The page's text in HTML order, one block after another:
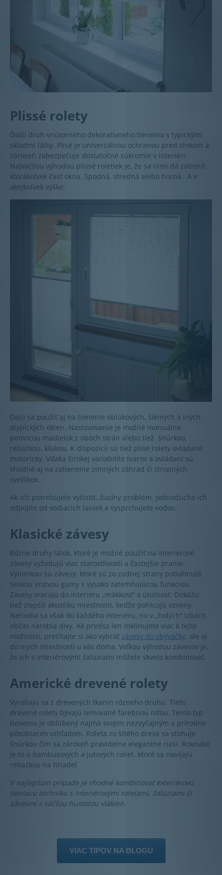
Plissé rolety
Ďalší druh vnútorného dekoratívneho tienenia s typickými
skladmi látky. Plisé je univerzálnou ochranou pred slnkom a
zároveň zabezpečuje dostatočné súkromie v interiéri.
Najväčšou výhodou plissé roletiek je, že sa nimi dá zatieniť
ktorákoľvek časť okna. Spodná, stredná alebo horná. A v
akejkoľvek výške.
Dajú sa použiť aj na tienenie oblúkových, šikmých a iných
atypických okien. Nastavovanie je možné manuálne
pomocou madielok z oboch strán alebo tiež šnúrkou,
retiazkou, kľukou. K dispozícii sú tiež plisé rolety ovládané
motoricky. Vďaka širokej variabilite tvarov a ovládaní sú
vhodné aj na zatienenie zimných záhrad či stropných
svetlíkov.
Ak ich potrebujete vyčistiť, žiadny problém. Jednoducho ich
odpojíte od vodiacich laniek a vysprchujete vodou.
Klasické závesy
Rôzne druhy látok, ktoré je možné použiť na interiérové
závesy vyžadujú viac starostlivosti a častejšie pranie.
Výnimkou sú závesy, ktoré sú zo zadnej strany potiahnuté
tenkou vrstvou gumy s vysoko zatemňujúcou funkciou.
Závesy vracajú do interiéru „mäkkosť“ a útulnosť. Dokážu
tiež zlepšiť akustiku miestnosti, keďže pohlcujú ozveny.
Nehodia sa však do každého interiéru, no v „holých“ izbách
občas narobia divy. Ak predsa len inklinujete viac k tejto
možnosti, prečítajte si ako vybrať závesy do obývačky, ale aj
do iných miestností u vás doma. Veľkou výhodou závesov je,
že ich s interiérovými žalúziami môžete skvelo kombinovať.
Americké drevené rolety
Vyrábajú sa z drevených tkanín rôzneho druhu. Tieto
drevené rolety bývajú lemované farebnou niťou. Tento typ
tienenia je obľúbený najmä svojim nezvyčajným a prírodne
pôsobiacim vzhľadom. Roleta zo šitého dreva sa sťahuje
šnúrkou čím sa zároveň pravidelne elegantne riasi. Rovnaké
je to u bambusových a jutových roliet, ktoré sa navíjajú
retiazkou na hriadeľ.
V najlepšom prípade je vhodné kombinovať exteriérovú
tieniacu techniku s interiérovými roletami, žalúziami či
závesmi s väčšou hustotou vlákien.
VIAC TIPOV NA BLOGU